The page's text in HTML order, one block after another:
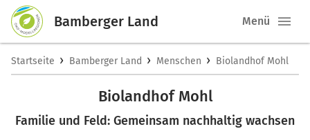
Bamberger Land Menü
Startseite › Bamberger Land › Menschen › Biolandhof Mohl
Biolandhof Mohl
Familie und Feld: Gemeinsam nachhaltig wachsen